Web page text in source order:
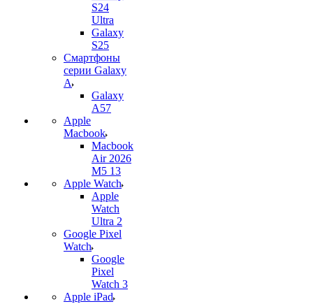
S24
Ultra
Galaxy
S25
Смартфоны
серии Galaxy
A
Galaxy
A57
Apple
Macbook
Macbook
Air 2026
M5 13
Apple Watch
Apple
Watch
Ultra 2
Google Pixel
Watch
Google
Pixel
Watch 3
Apple iPad